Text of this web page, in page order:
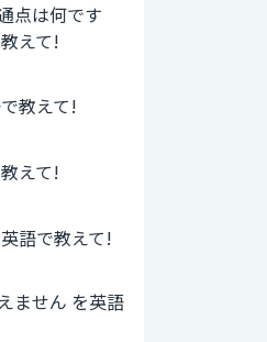
点は何です
えて!
教えて!
えて!
語で教えて!
ません を英語